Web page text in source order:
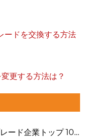
ードを交換する方法
更する方法は？
ード企業トップ 10